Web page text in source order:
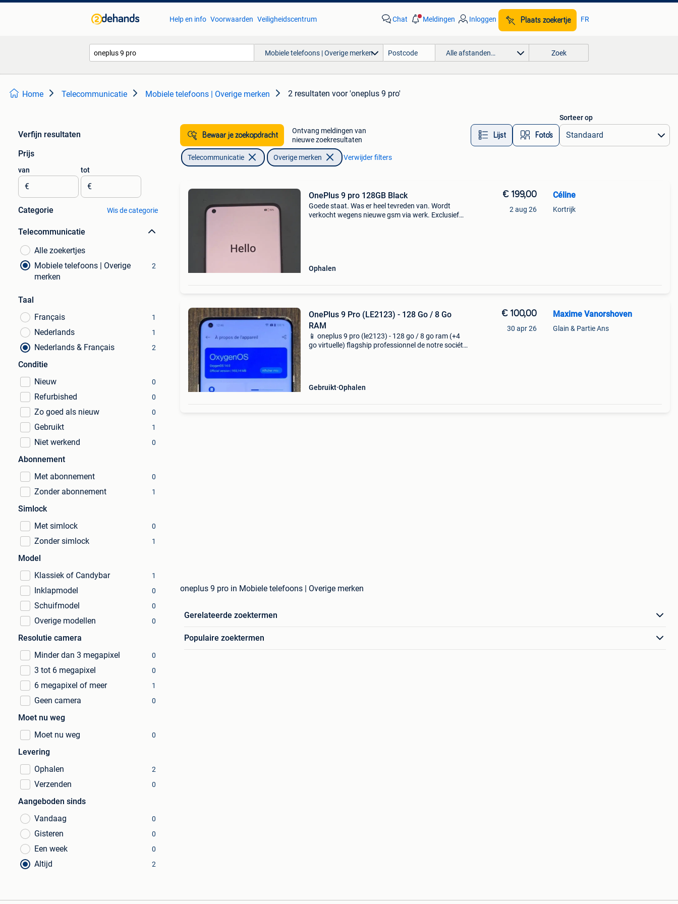
Help en info Voorwaarden Veiligheidscentrum Chat Meldingen Inloggen Plaats zoekertje FR
Mobiele telefoons | Overige merken Alle afstanden… Zoek
Home Telecommunicatie Mobiele telefoons | Overige merken 2 resultaten voor 'oneplus 9 pro'
Verfijn resultaten
Prijs
van
€
tot
€
Categorie Wis de categorie
Telecommunicatie
Alle zoekertjes
Mobiele telefoons | Overige
merken
2
Taal
Français
1
Nederlands 1
Nederlands & Français 2
Conditie
Nieuw
0
Refurbished 0
Zo goed als nieuw 0
Gebruikt 1
Niet werkend 0
Abonnement
Met abonnement
0
Zonder abonnement 1
Simlock
Met simlock
0
Zonder simlock 1
Model
Klassiek of Candybar
1
Inklapmodel 0
Schuifmodel 0
Overige modellen 0
Resolutie camera
Minder dan 3 megapixel
0
3 tot 6 megapixel 0
6 megapixel of meer 1
Geen camera 0
Moet nu weg
Moet nu weg
0
Levering
Ophalen
2
Verzenden 0
Aangeboden sinds
Vandaag
0
Gisteren 0
Een week 0
Altijd 2
Bewaar je zoekopdracht
Ontvang meldingen van
nieuwe zoekresultaten
Lijst Foto’s
Sorteer op
Telecommunicatie Overige merken Verwijder filters
OnePlus 9 pro 128GB Black
Goede staat. Was er heel tevreden van. Wordt
verkocht wegens nieuwe gsm via werk. Exclusief
Ophalen
€ 199,00
2 aug 26
Céline
Kortrijk
OnePlus 9 Pro (LE2123) - 128 Go / 8 Go
RAM
📱 oneplus 9 pro (le2123) - 128 go / 8 go ram (+4
go virtuelle) flagship professionnel de notre société,
Gebruikt Ophalen
€ 100,00
30 apr 26
Maxime Vanorshoven
Glain & Partie Ans
oneplus 9 pro in Mobiele telefoons | Overige merken
Gerelateerde zoektermen
Populaire zoektermen